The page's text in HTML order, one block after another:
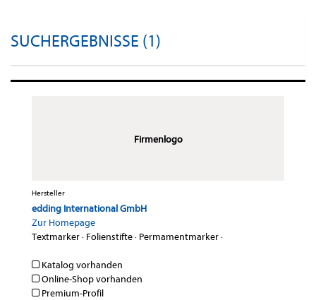
SUCHERGEBNISSE (1)
Firmenlogo
Hersteller
edding International GmbH
Zur Homepage
Textmarker· Folienstifte· Permamentmarker·
Katalog vorhanden
Online-Shop vorhanden
Premium-Profil